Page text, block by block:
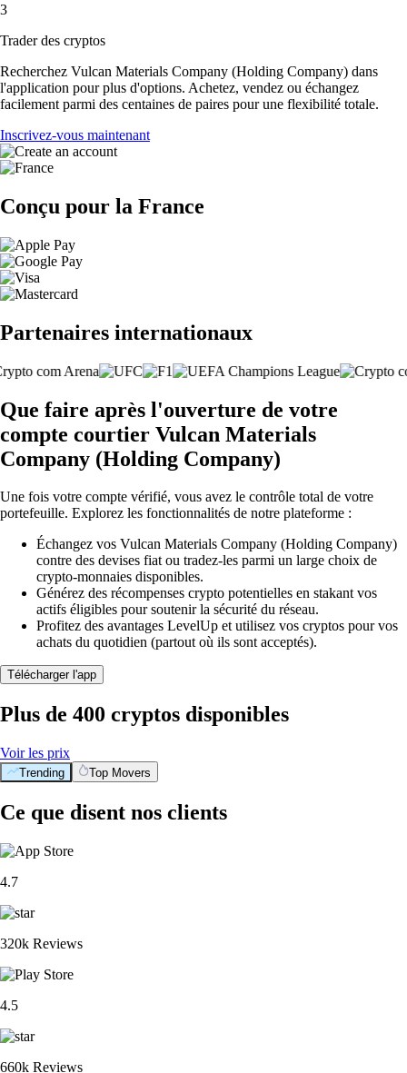
3
Trader des cryptos
Recherchez Vulcan Materials Company (Holding Company) dans
l'application pour plus d'options. Achetez, vendez ou échangez
facilement parmi des centaines de paires pour une flexibilité totale.
Inscrivez-vous maintenant
Conçu pour la France
Partenaires internationaux
Que faire après l'ouverture de votre
compte courtier Vulcan Materials
Company (Holding Company)
Une fois votre compte vérifié, vous avez le contrôle total de votre
portefeuille. Explorez les fonctionnalités de notre plateforme :
Échangez vos Vulcan Materials Company (Holding Company)
contre des devises fiat ou tradez-les parmi un large choix de
crypto-monnaies disponibles.
Générez des récompenses crypto potentielles en stakant vos
actifs éligibles pour soutenir la sécurité du réseau.
Profitez des avantages LevelUp et utilisez vos cryptos pour vos
achats du quotidien (partout où ils sont acceptés).
Télécharger l'app
Plus de 400 cryptos disponibles
Voir les prix
Trending Top Movers
Ce que disent nos clients
4.7
320k Reviews
4.5
660k Reviews